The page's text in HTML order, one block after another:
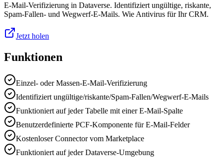
E-Mail-Verifizierung in Dataverse. Identifiziert ungültige, riskante,
Spam-Fallen- und Wegwerf-E-Mails. Wie Antivirus für Ihr CRM.
Jetzt holen
Funktionen
Einzel- oder Massen-E-Mail-Verifizierung
Identifiziert ungültige/riskante/Spam-Fallen/Wegwerf-E-Mails
Funktioniert auf jeder Tabelle mit einer E-Mail-Spalte
Benutzerdefinierte PCF-Komponente für E-Mail-Felder
Kostenloser Connector vom Marketplace
Funktioniert auf jeder Dataverse-Umgebung